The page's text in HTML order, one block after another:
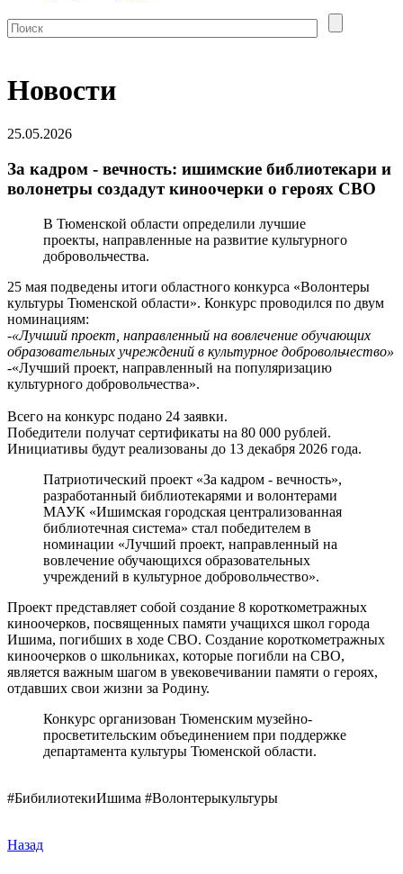
Новости
25.05.2026
За кадром - вечность: ишимские библиотекари и
волонетры создадут киноочерки о героях СВО
В Тюменской области определили лучшие
проекты, направленные на развитие культурного
добровольчества.
25 мая подведены итоги областного конкурса «Волонтеры
культуры Тюменской области». Конкурс проводился по двум
номинациям:
-«Лучший проект, направленный на вовлечение обучающих
образовательных учреждений в культурное добровольчество»
-«Лучший проект, направленный на популяризацию
культурного добровольчества».
Всего на конкурс подано 24 заявки.
Победители получат сертификаты на 80 000 рублей.
Инициативы будут реализованы до 13 декабря 2026 года.
Патриотический проект «За кадром - вечность»,
разработанный библиотекарями и волонтерами
МАУК «Ишимская городская централизованная
библиотечная система» стал победителем в
номинации «Лучший проект, направленный на
вовлечение обучающихся образовательных
учреждений в культурное добровольчество».
Проект представляет собой создание 8 короткометражных
киноочерков, посвященных памяти учащихся школ города
Ишима, погибших в ходе СВО. Создание короткометражных
киноочерков о школьниках, которые погибли на СВО,
является важным шагом в увековечивании памяти о героях,
отдавших свои жизни за Родину.
Конкурс организован Тюменским музейно-
просветительским объединением при поддержке
департамента культуры Тюменской области.
#БибилиотекиИшима #Волонтерыкультуры
Назад